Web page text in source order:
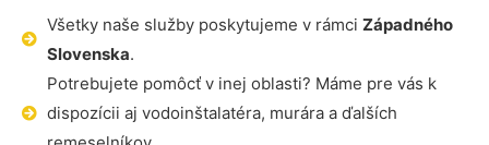
Všetky naše služby poskytujeme v rámci Západného
Slovenska.
Potrebujete pomôcť v inej oblasti? Máme pre vás k
dispozícii aj vodoinštalatéra, murára a ďalších